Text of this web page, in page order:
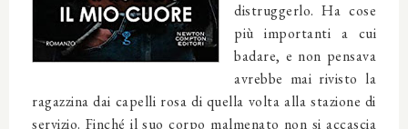
distruggerlo. Ha cose
più importanti a cui
badare, e non pensava
avrebbe mai rivisto la
ragazzina dai capelli rosa di quella volta alla stazione di
servizio. Finché il suo corpo malmenato non si accascia